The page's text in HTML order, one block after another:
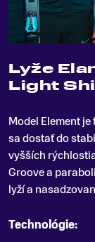
Lyže
Light
Model Element
sa dostať do
vyšších
Groove a
lyží a
Technológie: